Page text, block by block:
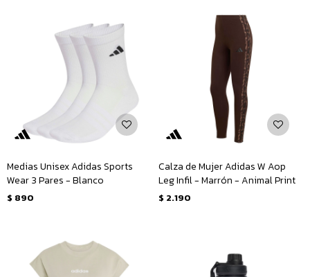
Medias Unisex Adidas Sports
Wear 3 Pares - Blanco
$ 890
Calza de Mujer Adidas W Aop
Leg Infil - Marrón - Animal Print
$ 2.190